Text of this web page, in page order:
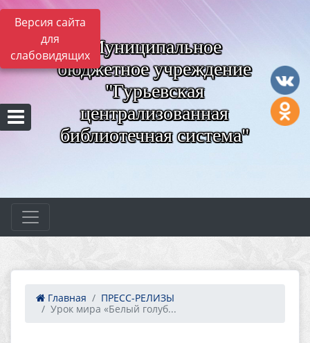
Версия сайта
для
слабовидящих Муниципальное
бюджетное учреждение
"Гурьевская
централизованная
библиотечная система"
Главная
ПРЕСС-РЕЛИЗЫ
Урок мира «Белый голуб...